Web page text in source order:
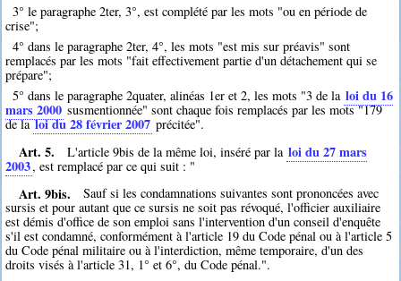
3° le paragraphe 2ter, 3°, est complété par les mots "ou en période de
crise";
4° dans le paragraphe 2ter, 4°, les mots "est mis sur préavis" sont
remplacés par les mots "fait effectivement partie d'un détachement qui se
prépare";
5° dans le paragraphe 2quater, alinéas 1er et 2, les mots "3 de la loi du 16
mars 2000 susmentionnée" sont chaque fois remplacés par les mots "179
de laloi du 28 février 2007 précitée".
Art. 5. L'article 9bis de la même loi, inséré par la loi du 27 mars
2003, est remplacé par ce qui suit : "
Art. 9bis.
Sauf si les condamnations suivantes sont prononcées avec
sursis et pour autant que ce sursis ne soit pas révoqué, l'officier auxiliaire
est démis d'office de son emploi sans l'intervention d'un conseil d'enquête
s'il est condamné, conformément à l'article 19 du Code pénal ou à l'article 5
du Code pénal militaire ou à l'interdiction, même temporaire, d'un des
droits visés à l'article 31, 1° et 6°, du Code pénal.".